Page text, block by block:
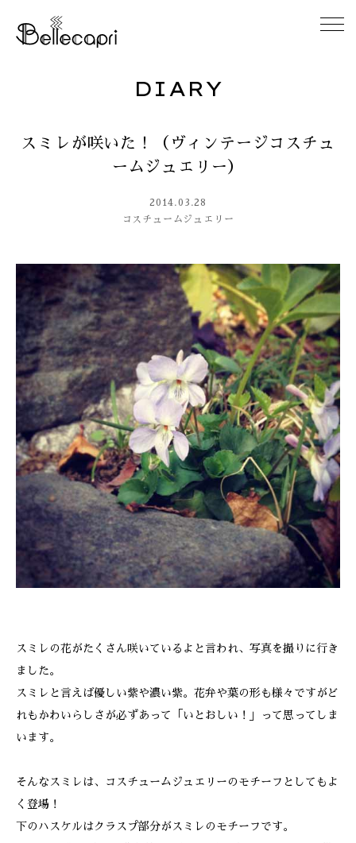
ABOUT
ACCESS
DIARY
CONTACT
ONLINE SHOP
DIARY
スミレが咲いた！（ヴィンテージコスチュ
ームジュエリー）
2014.03.28
コスチュームジュエリー
スミレの花がたくさん咲いているよと言われ、写真を撮りに行き
ました。
スミレと言えば優しい紫や濃い紫。花弁や葉の形も様々ですがど
れもかわいらしさが必ずあって「いとおしい！」って思ってしま
います。
そんなスミレは、コスチュームジュエリーのモチーフとしてもよ
く登場！
下のハスケルはクラスプ部分がスミレのモチーフです。